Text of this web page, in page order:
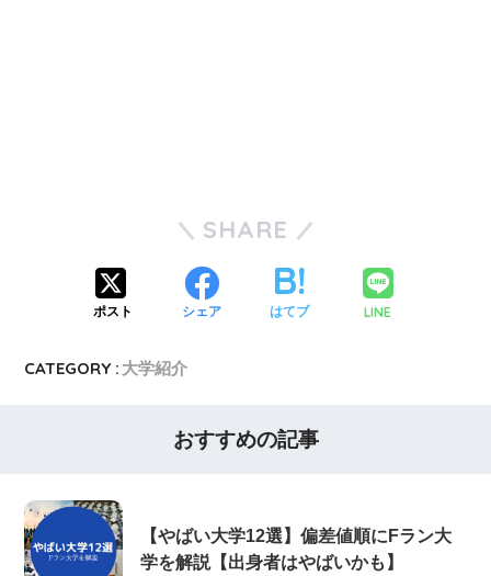
SHARE
ポスト シェア はてブ LINE
CATEGORY : 大学紹介
おすすめの記事
【やばい大学12選】偏差値順にFラン大
学を解説【出身者はやばいかも】